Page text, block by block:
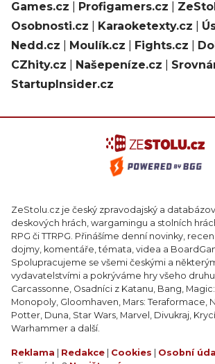
Games.cz
Profigamers.cz
Osobnosti.cz
Karaoketexty.cz
Nedd.cz
Moulík.cz Fights.cz
CZhity.cz
Našepeníze.cz
StartupInsider.cz
ZeStolu.cz je český zpravodajský a
deskových hrách, wargamingu a stolních
RPG či TTRPG. Přinášíme denní novinky,
dojmy, komentáře, témata, videa a
Spolupracujeme se všemi českými a
vydavatelstvími a pokrýváme hry všeho
Carcassonne, Osadníci z Katanu, Bang,
Monopoly, Gloomhaven, Mars: Teraformace,
Potter, Duna, Star Wars, Marvel, Divukraj,
Warhammer a další.
Reklama Redakce Cookies Osobní